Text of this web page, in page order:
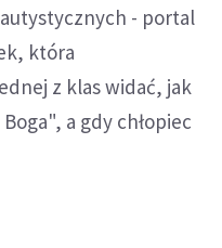
- portal
która
z klas widać, jak
a gdy chłopiec